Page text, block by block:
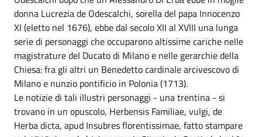
donna Lucrezia de Odescalchi, sorella del papa Innocenzo
XI (eletto nel 1676), ebbe dal secolo XII al XVIII una lunga
serie di personaggi che occuparono altissime cariche nelle
magistrature del Ducato di Milano e nelle gerarchie della
Chiesa: fra gli altri un Benedetto cardinale arcivescovo di
Milano e nunzio pontificio in Polonia (1713).
Le notizie di tali illustri personaggi - una trentina - si
trovano in un opuscolo, Herbensis Familiae, vulgi, de
Herba dicta, apud Insubres florentissimae, fatto stampare